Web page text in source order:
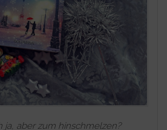
ja, aber zum hinschmelzen?